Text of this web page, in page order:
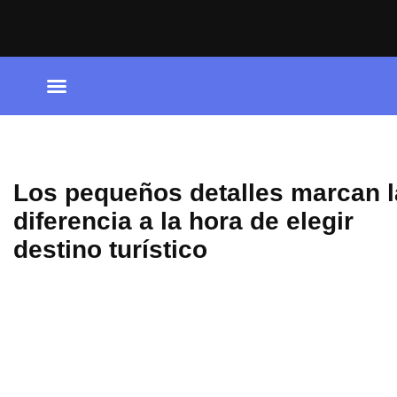
contenido
Los pequeños detalles marcan
diferencia a la hora de elegir
destino turístico